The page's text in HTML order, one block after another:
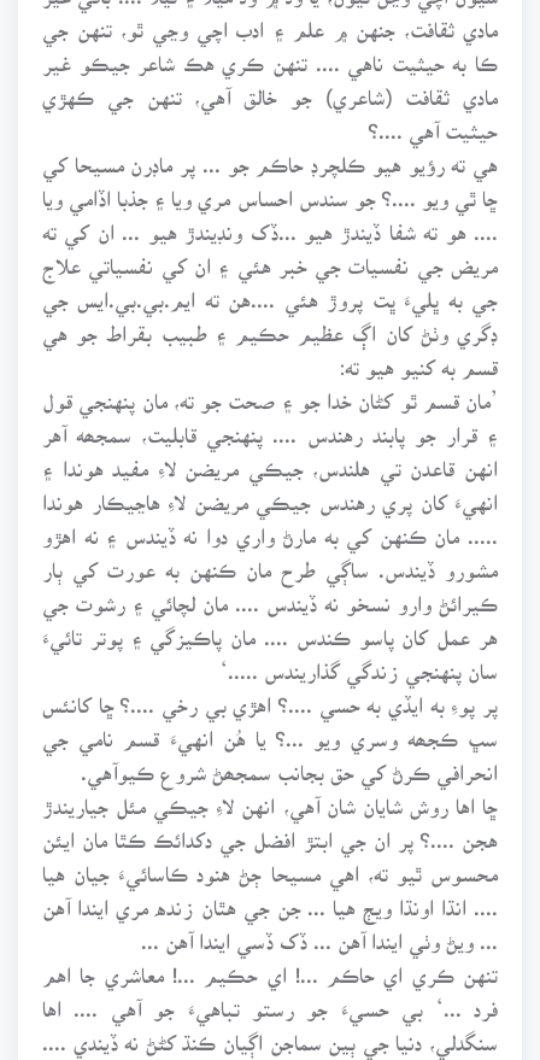
مادي ثقافت، جنهن ۾ علم ۽ ادب اچي وڃي ٿو، تنهن جي
ڪا به حيثيت ناهي .... تنهن ڪري هڪ شاعر جيڪو غير
مادي ثقافت (شاعري) جو خالق آهي، تنهن جي ڪهڙي
حيثيت آهي ....؟
هي ته رؤيو هيو ڪلچرڊ حاڪم جو ... پر ماڊرن مسيحا کي
ڇا ٿي ويو ....؟ جو سندس احساس مري ويا ۽ جذبا اڏامي ويا
.... هو ته شفا ڏيندڙ هيو ...ڏک ونڊيندڙ هيو ... ان کي ته
مريض جي نفسيات جي خبر هئي ۽ ان کي نفسياتي علاج
جي به ڀليءَ ڀت پروڙ هئي ....هن ته ايم.بي.بي.ايس جي
ڊگري وٺڻ کان اڳ عظيم حڪيم ۽ طبيب بقراط جو هي
قسم به کنيو هيو ته:
’مان قسم ٿو کڻان خدا جو ۽ صحت جو ته، مان پنهنجي قول
۽ قرار جو پابند رهندس .... پنهنجي قابليت، سمجھه آهر
انهن قاعدن تي هلندس، جيڪي مريضن لاءِ مفيد هوندا ۽
انهيءَ کان پري رهندس جيڪي مريضن لاءِ هاڃيڪار هوندا
..... مان ڪنهن کي به مارڻ واري دوا نه ڏيندس ۽ نه اهڙو
مشورو ڏيندس. ساڳي طرح مان ڪنهن به عورت کي ٻار
ڪيرائڻ وارو نسخو نه ڏيندس .... مان لچائي ۽ رشوت جي
هر عمل کان پاسو ڪندس .... مان پاڪيزگي ۽ پوتر تائيءَ
سان پنهنجي زندگي گذاريندس .....‘
پر پوءِ به ايڏي به حسي ....؟ اهڙي بي رخي ....؟ ڇا کانئس
سڀ ڪجھه وسري ويو ...؟ يا هُن انهيءَ قسم نامي جي
انحرافي ڪرڻ کي حق بجانب سمجھڻ شروع ڪيوآهي.
ڇا اها روش شايان شان آهي، انهن لاءِ جيڪي مئل جياريندڙ
هجن ....؟ پر ان جي ابتڙ افضل جي دکدائڪ ڪٿا مان ايئن
محسوس ٿيو ته، اهي مسيحا ڄڻ هنود ڪاسائيءَ جيان هيا
.... انڌا اونڌا ويڄ هيا ... جن جي هٿان زنده مري ايندا آهن
... ويڻ وٺي ايندا آهن ... ڏک ڏسي ايندا آهن ...
تنهن ڪري اي حاڪم ...! اي حڪيم ...! معاشري جا اهم
فرد ...‘ بي حسيءَ جو رستو تباهيءَ جو آهي .... اها
سنگدلي، دنيا جي ٻين سماجن اڳيان ڪنڌ کڻڻ نه ڏيندي ....